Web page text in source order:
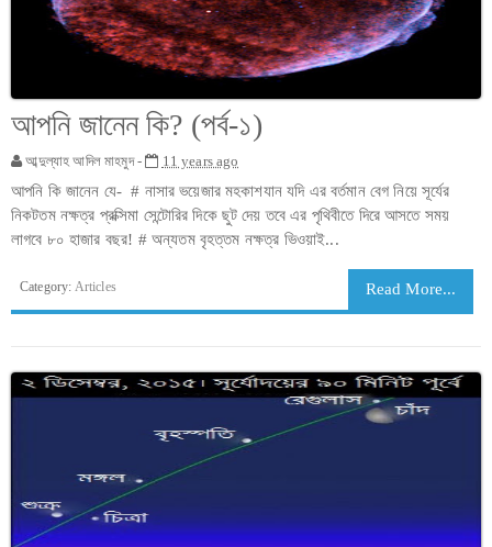
আপনি জানেন কি? (পর্ব-১)
আব্দুল্যাহ আদিল মাহমুদ - 11 years ago
আপনি কি জানেন যে- # নাসার ভয়েজার মহকাশযান যদি এর বর্তমান বেগ নিয়ে সূর্যের
নিকটতম নক্ষত্র প্রক্সিমা সেন্টোরির দিকে ছুট দেয় তবে এর পৃথিবীতে দিরে আসতে সময়
লাগবে ৮০ হাজার বছর! # অন্যতম বৃহত্তম নক্ষত্র ভিওয়াই...
Category: Articles Read More...